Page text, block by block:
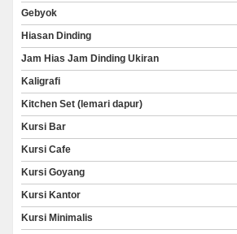
Gebyok
Hiasan Dinding
Jam Hias Jam Dinding Ukiran
Kaligrafi
Kitchen Set (lemari dapur)
Kursi Bar
Kursi Cafe
Kursi Goyang
Kursi Kantor
Kursi Minimalis